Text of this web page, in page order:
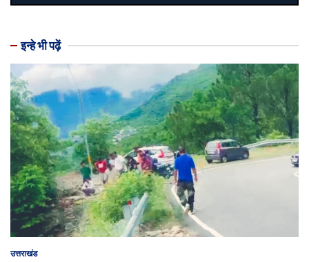
इन्हे भी पढ़ें
उत्तराखंड